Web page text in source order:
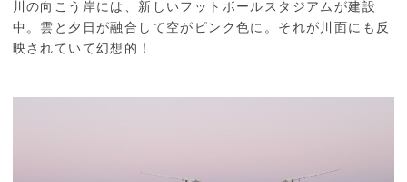
川の向こう岸には、新しいフットボールスタジアムが建設
中。雲と夕日が融合して空がピンク色に。それが川面にも反
映されていて幻想的！